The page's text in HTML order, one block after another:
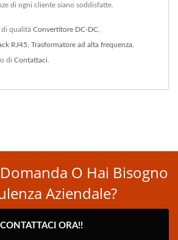
di ogni cliente siano soddisfatte.
qualità Convertitore DC-DC
RJ45 Trasformatore ad alta frequenza
di Contattaci
O Hai Bisogno
Aziendale?
CONTATTACI ORA!!